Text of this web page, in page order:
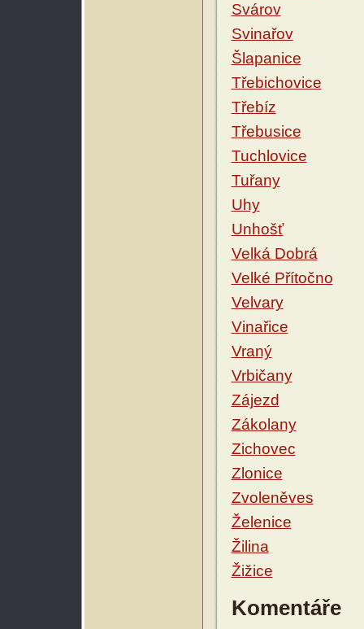
Svárov
Svinařov
Šlapanice
Třebichovice
Třebíz
Třebusice
Tuchlovice
Tuřany
Uhy
Unhošť
Velká Dobrá
Velké Přítočno
Velvary
Vinařice
Vraný
Vrbičany
Zájezd
Zákolany
Zichovec
Zlonice
Zvoleněves
Želenice
Žilina
Žižice
Komentáře